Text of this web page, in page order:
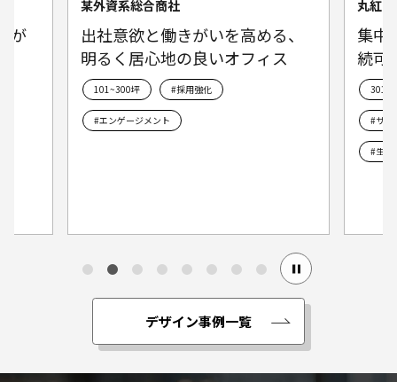
、
丸紅イノベクシス株式会社
集中とリフレッシュの循環 持
続可能を形にしたオフィス空間
301坪～ #ブランディング
#サステナブル
首都
若手
流の
デザイン事例一覧